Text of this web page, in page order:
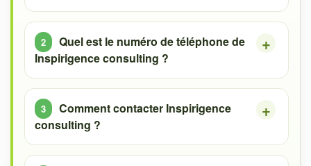
Quel est le numéro de téléphone de
Inspirigence consulting ?
Comment contacter Inspirigence
consulting ?